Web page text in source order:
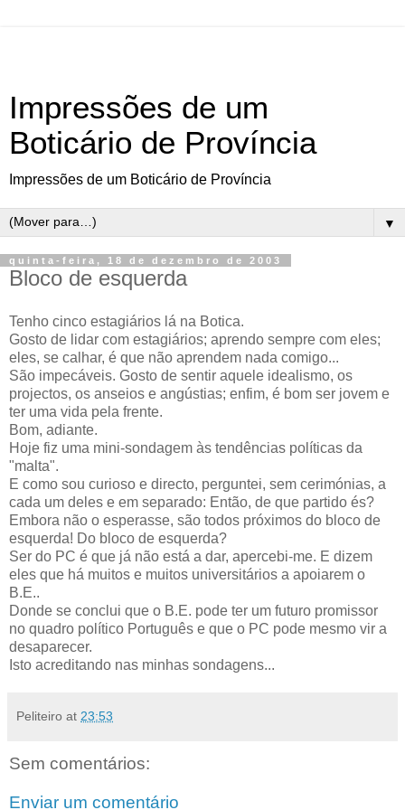
Impressões de um
Boticário de Província
Impressões de um Boticário de Província
▼
quinta-feira, 18 de dezembro de 2003
Bloco de esquerda
Tenho cinco estagiários lá na Botica.
Gosto de lidar com estagiários; aprendo sempre com eles;
eles, se calhar, é que não aprendem nada comigo...
São impecáveis. Gosto de sentir aquele idealismo, os
projectos, os anseios e angústias; enfim, é bom ser jovem e
ter uma vida pela frente.
Bom, adiante.
Hoje fiz uma mini-sondagem às tendências políticas da
"malta".
E como sou curioso e directo, perguntei, sem cerimónias, a
cada um deles e em separado: Então, de que partido és?
Embora não o esperasse, são todos próximos do bloco de
esquerda! Do bloco de esquerda?
Ser do PC é que já não está a dar, apercebi-me. E dizem
eles que há muitos e muitos universitários a apoiarem o
B.E..
Donde se conclui que o B.E. pode ter um futuro promissor
no quadro político Português e que o PC pode mesmo vir a
desaparecer.
Isto acreditando nas minhas sondagens...
Peliteiro at 23:53
Sem comentários:
Enviar um comentário